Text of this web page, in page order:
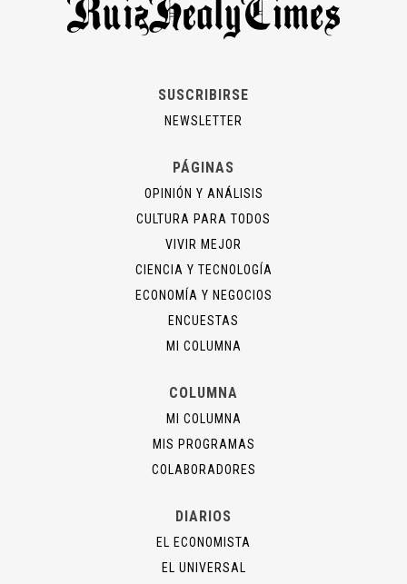
SUSCRIBIRSE
NEWSLETTER
PÁGINAS
OPINIÓN Y ANÁLISIS
CULTURA PARA TODOS
VIVIR MEJOR
CIENCIA Y TECNOLOGÍA
ECONOMÍA Y NEGOCIOS
ENCUESTAS
MI COLUMNA
COLUMNA
MI COLUMNA
MIS PROGRAMAS
COLABORADORES
DIARIOS
EL ECONOMISTA
EL UNIVERSAL